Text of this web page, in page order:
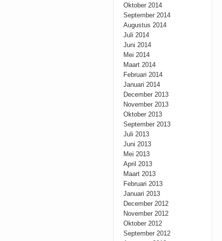
Oktober 2014
September 2014
Augustus 2014
Juli 2014
Juni 2014
Mei 2014
Maart 2014
Februari 2014
Januari 2014
December 2013
November 2013
Oktober 2013
September 2013
Juli 2013
Juni 2013
Mei 2013
April 2013
Maart 2013
Februari 2013
Januari 2013
December 2012
November 2012
Oktober 2012
September 2012